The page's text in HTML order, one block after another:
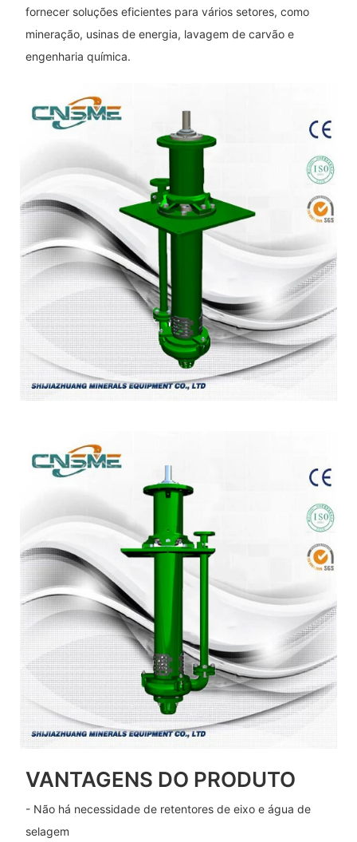
fornecer soluções eficientes para vários setores, como
mineração, usinas de energia, lavagem de carvão e
engenharia química.
VANTAGENS DO PRODUTO
- Não há necessidade de retentores de eixo e água de
selagem